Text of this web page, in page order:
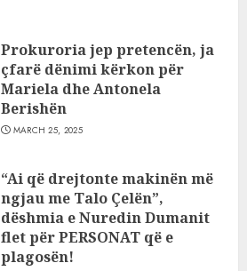
Prokuroria jep pretencën, ja
çfarë dënimi kërkon për
Mariela dhe Antonela
Berishën
MARCH 25, 2025
“Ai që drejtonte makinën më
ngjau me Talo Çelën”,
dëshmia e Nuredin Dumanit
flet për PERSONAT që e
plagosën!